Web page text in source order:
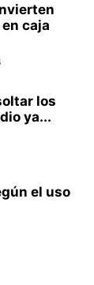
en caja
los
ya...
el uso